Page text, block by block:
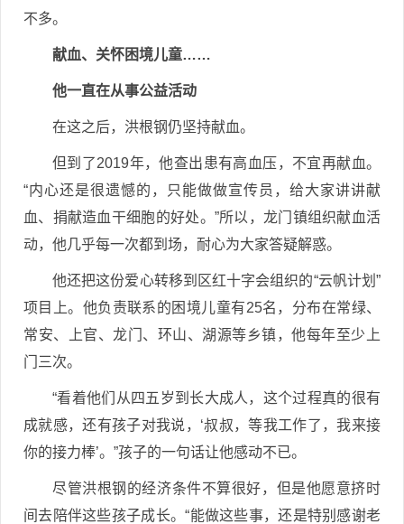
不多。
献血、关怀困境儿童……
他一直在从事公益活动
在这之后，洪根钢仍坚持献血。
但到了2019年，他查出患有高血压，不宜再献血。
“内心还是很遗憾的，只能做做宣传员，给大家讲讲献
血、捐献造血干细胞的好处。”所以，龙门镇组织献血活
动，他几乎每一次都到场，耐心为大家答疑解惑。
他还把这份爱心转移到区红十字会组织的“云帆计划”
项目上。他负责联系的困境儿童有25名，分布在常绿、
常安、上官、龙门、环山、湖源等乡镇，他每年至少上
门三次。
“看着他们从四五岁到长大成人，这个过程真的很有
成就感，还有孩子对我说，‘叔叔，等我工作了，我来接
你的接力棒’。”孩子的一句话让他感动不已。
尽管洪根钢的经济条件不算很好，但是他愿意挤时
间去陪伴这些孩子成长。“能做这些事，还是特别感谢老